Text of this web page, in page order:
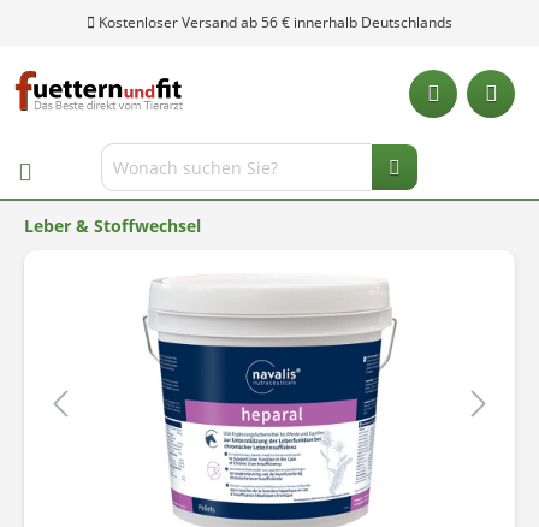
Kostenloser Versand ab 56 € innerhalb Deutschlands
Leber & Stoffwechsel